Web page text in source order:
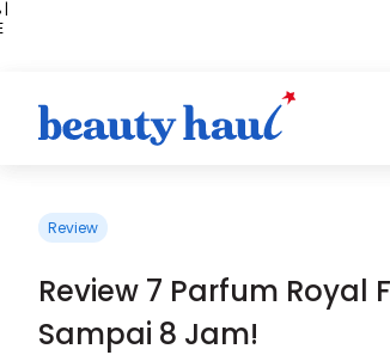
|
Review
Review 7 Parfum
Sampai 8 Jam!